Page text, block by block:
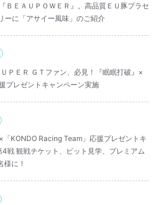
ＢＥＡＵＰＯＷＥＲ』。高品質ＥＵ豚プラセ
ーに「アサイー風味」のご紹介
ＰＥＲ ＧＴファン、必見！『眠眠打破』×
プレゼントキャンペーン実施
KONDO Racing Team」応援プレゼントキ
戦 観戦チケット、ピット見学、プレミアム
様に！